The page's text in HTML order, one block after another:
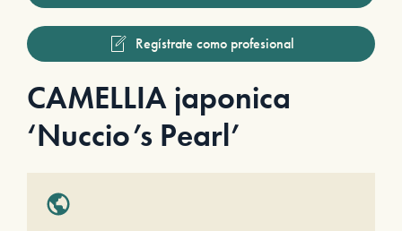
Regístrate como profesional
CAMELLIA japonica
‘Nuccio’s Pearl’